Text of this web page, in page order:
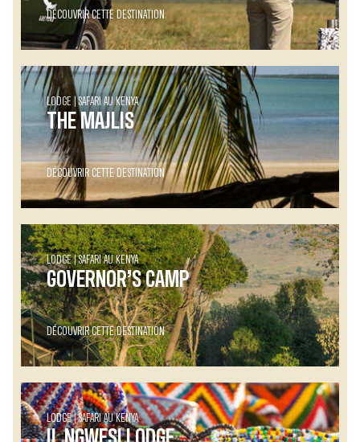
DÉCOUVRIR CETTE DESTINATION
LODGE SAFARI AU KENYA
THE MAJLIS
DÉCOUVRIR CETTE DESTINATION
LODGE SAFARI AU KENYA
GOVERNOR’S CAMP
DÉCOUVRIR CETTE DESTINATION
LODGE SAFARI AU KENYA